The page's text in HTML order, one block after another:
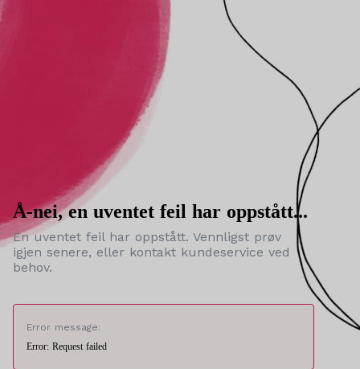
Å-nei, en uventet feil har oppstått...
En uventet feil har oppstått. Vennligst prøv
igjen senere, eller kontakt kundeservice ved
behov.
Error message:
Error: Request failed